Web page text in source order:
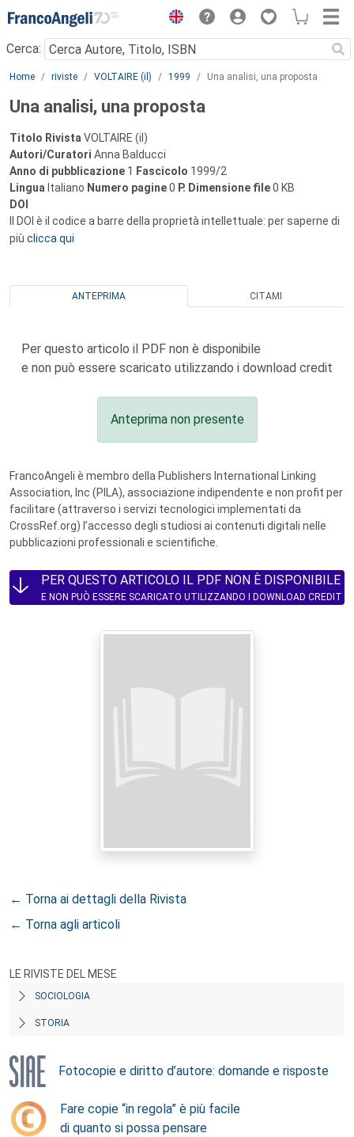
Menu
Cerca:
Main content
Home riviste VOLTAIRE (il) 1999 Una analisi, una proposta
Una analisi, una proposta
Titolo Rivista VOLTAIRE (il)
Autori/Curatori Anna Balducci
Anno di pubblicazione 1 Fascicolo 1999/2
Lingua Italiano Numero pagine0 P. Dimensione file0 KB
DOI
Il DOI è il codice a barre della proprietà intellettuale: per saperne di
più clicca qui
ANTEPRIMA CITAMI
Per questo articolo il PDF non è disponibile
e non può essere scaricato utilizzando i download credit
Anteprima non presente
FrancoAngeli è membro della Publishers International Linking
Association, Inc (PILA), associazione indipendente e non profit per
facilitare (attraverso i servizi tecnologici implementati da
CrossRef.org) l’accesso degli studiosi ai contenuti digitali nelle
pubblicazioni professionali e scientifiche.
PER QUESTO ARTICOLO IL PDF NON È DISPONIBILE
E NON PUÒ ESSERE SCARICATO UTILIZZANDO I DOWNLOAD CREDIT
← Torna ai dettagli della Rivista
← Torna agli articoli
LE RIVISTE DEL MESE
SOCIOLOGIA
STORIA
Fotocopie e diritto d’autore: domande e risposte
Fare copie “in regola” è più facile
di quanto si possa pensare